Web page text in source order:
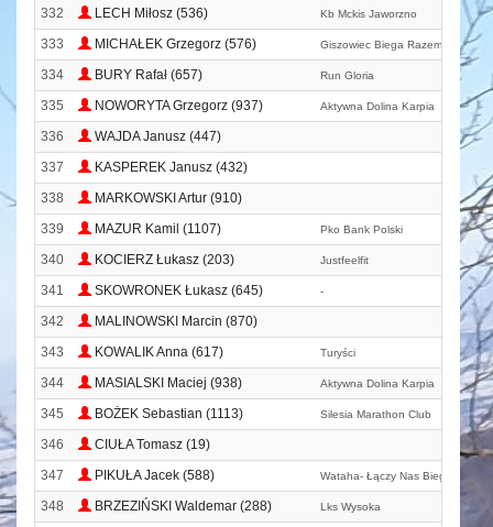
332
LECH Miłosz (536) Kb Mckis Jaworzno
333 MICHAŁEK Grzegorz (576) Giszowiec Biega Razem
334 BURY Rafał (657) Run Gloria
335 NOWORYTA Grzegorz (937) Aktywna Dolina Karpia
336
WAJDA Janusz (447)
337
KASPEREK Janusz (432)
338
MARKOWSKI Artur (910)
339
MAZUR Kamil (1107) Pko Bank Polski
340 KOCIERZ Łukasz (203) Justfeelfit
341 SKOWRONEK Łukasz (645) -
342
MALINOWSKI Marcin (870)
343
KOWALIK Anna (617) Turyści
344 MASIALSKI Maciej (938) Aktywna Dolina Karpia
345 BOŻEK Sebastian (1113) Silesia Marathon Club
346
CIUŁA Tomasz (19)
347
PIKUŁA Jacek (588) Wataha- Łączy Nas Bieganie
348 BRZEZIŃSKI Waldemar (288) Lks Wysoka